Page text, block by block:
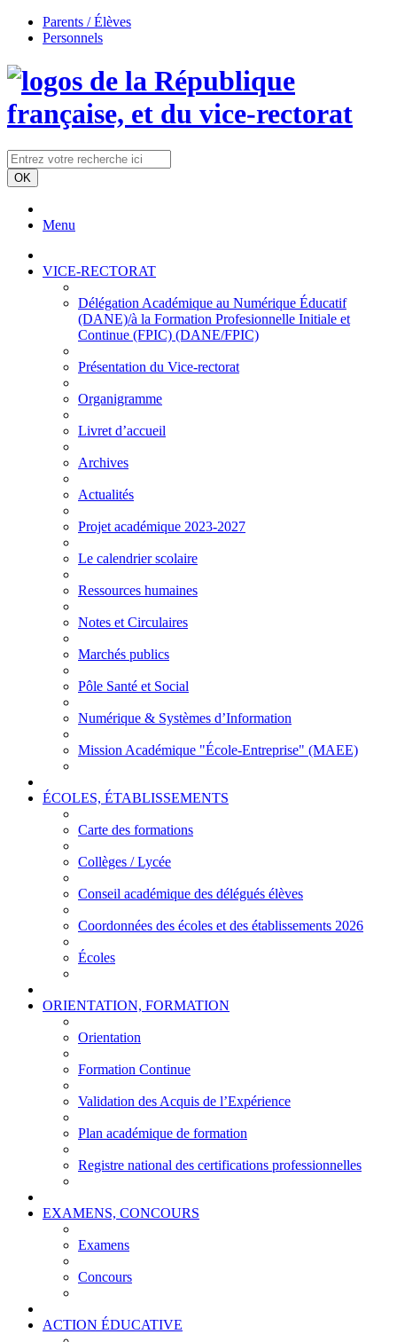
Parents / Élèves
Personnels
Menu
VICE-RECTORAT
Délégation Académique au Numérique Éducatif
(DANE)/à la Formation Profesionnelle Initiale et
Continue (FPIC) (DANE/FPIC)
Présentation du Vice-rectorat
Organigramme
Livret d’accueil
Archives
Actualités
Projet académique 2023-2027
Le calendrier scolaire
Ressources humaines
Notes et Circulaires
Marchés publics
Pôle Santé et Social
Numérique & Systèmes d’Information
Mission Académique "École-Entreprise" (MAEE)
ÉCOLES, ÉTABLISSEMENTS
Carte des formations
Collèges / Lycée
Conseil académique des délégués élèves
Coordonnées des écoles et des établissements 2026
Écoles
ORIENTATION, FORMATION
Orientation
Formation Continue
Validation des Acquis de l’Expérience
Plan académique de formation
Registre national des certifications professionnelles
EXAMENS, CONCOURS
Examens
Concours
ACTION ÉDUCATIVE